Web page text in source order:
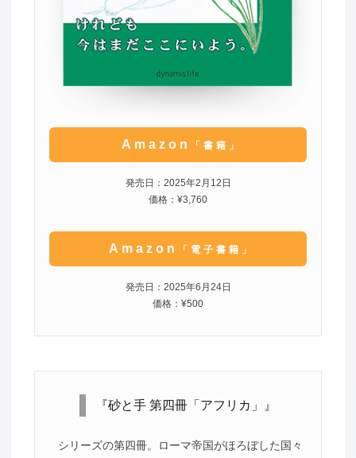
Amazon 「書籍」
発売日：2025年2月12日
価格：¥3,760
Amazon 「電子書籍」
発売日：2025年6月24日
価格：¥500
『砂と手 第四冊「アフリカ」』
シリーズの第四冊。ローマ帝国がほろぼした国々